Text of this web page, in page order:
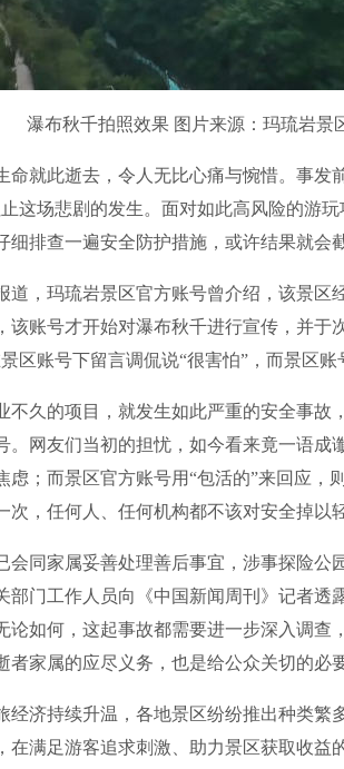
瀑布秋千拍照效果 图片来源：玛琉岩景
就此逝去，令人无比心痛与惋惜。事发
这场悲剧的发生。面对如此高风险的游
细排查一遍安全防护措施，或许结果就会
，玛琉岩景区官方账号曾介绍，该景区
该账号才开始对瀑布秋千进行宣传，并于
区账号下留言调侃说“很害怕”，而景区账
久的项目，就发生如此严重的安全事故
。网友们当初的担忧，如今看来竟一语成
虑；而景区官方账号用“包活的”来回应，
次，任何人、任何机构都不该对安全掉以
同家属妥善处理善后事宜，涉事探险公
部门工作人员向《中国新闻周刊》记者透
论如何，这起事故都需要进一步深入调查
者家属的应尽义务，也是给公众关切的必
济持续升温，各地景区纷纷推出种类繁
在满足游客追求刺激、助力景区获取收益